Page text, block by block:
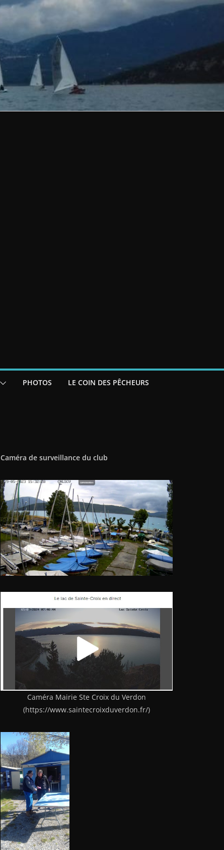
PHOTOS LE COIN DES PÊCHEURS
Caméra de surveillance du club
Caméra Mairie Ste Croix du Verdon
(https://www.saintecroixduverdon.fr/)